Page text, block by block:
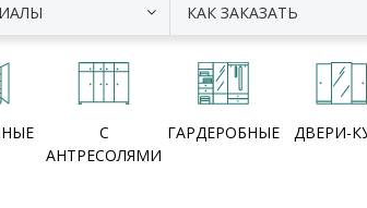
КАК ЗАКАЗАТЬ
С
АНТРЕСОЛЯМИ
ГАРДЕРОБНЫЕ ДВЕРИ-